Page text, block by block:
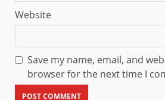
Website
Save my name, email, and
browser for the next time I